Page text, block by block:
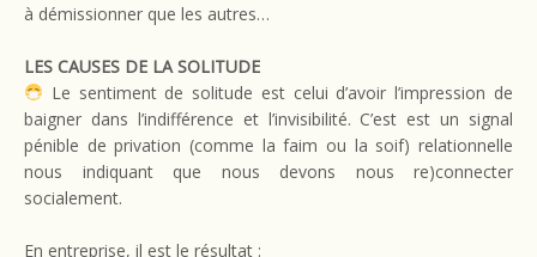
à démissionner que les autres…
LES CAUSES DE LA SOLITUDE
Le sentiment de solitude est celui d’avoir l’impression de
baigner dans l’indifférence et l’invisibilité. C’est est un signal
pénible de privation (comme la faim ou la soif) relationnelle
nous indiquant que nous devons nous re)connecter
socialement.
En entreprise, il est le résultat :